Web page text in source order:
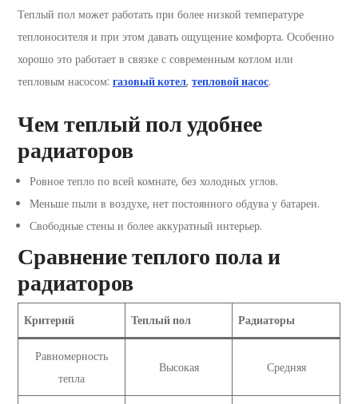
Теплый пол может работать при более низкой температуре
теплоносителя и при этом давать ощущение комфорта. Особенно
хорошо это работает в связке с современным котлом или
тепловым насосом: газовый котел, тепловой насос.
Чем теплый пол удобнее
радиаторов
Ровное тепло по всей комнате, без холодных углов.
Меньше пыли в воздухе, нет постоянного обдува у батареи.
Свободные стены и более аккуратный интерьер.
Сравнение теплого пола и
радиаторов
Критерий Теплый пол Радиаторы
Равномерность
тепла
Высокая Средняя